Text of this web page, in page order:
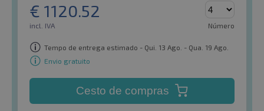
€ 1120.52
incl. IVA Número
Tempo de entrega estimado - Qui. 13 Ago. - Qua. 19 Ago.
Envio gratuito
Cesto de compras